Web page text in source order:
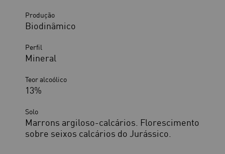
Produção
Biodinâmico
Perfil
Mineral
Teor alcoólico
13%
Solo
Marrons argiloso-calcários. Florescimento
sobre seixos calcários do Jurássico.